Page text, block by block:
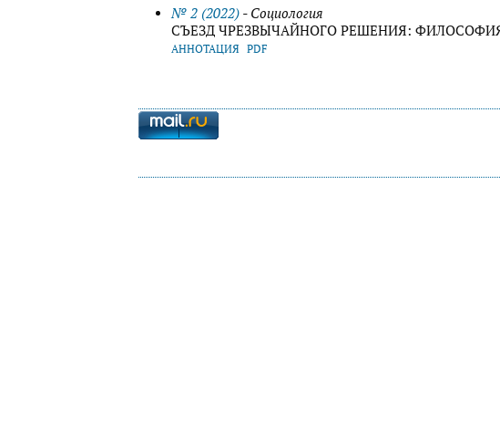
№ 2 (2022) - Социология
СЪЕЗД ЧРЕЗВЫЧАЙНОГО РЕШЕНИЯ: ФИЛОСОФИЯ
АННОТАЦИЯ PDF